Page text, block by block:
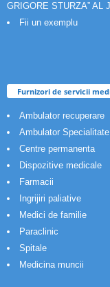
GRIGORE STURZA” AL
Fii un exemplu
Furnizori de servicii
Ambulator recuperare
Ambulator
Centre permanenta
Dispozitive medicale
Farmacii
Ingrijiri paliative
Medici de familie
Paraclinic
Spitale
Medicina muncii